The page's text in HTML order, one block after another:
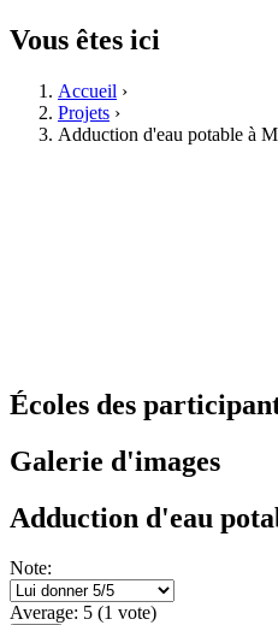
Vous êtes ici
Accueil ›
Projets ›
Adduction d'eau potable à
Écoles des
Galerie d'images
Adduction d'eau
Note:
Average: 5 (1 vote)